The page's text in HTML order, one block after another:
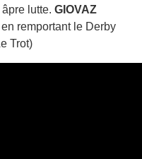
lutte. GIOVAZ
remportant le Derby
Trot)